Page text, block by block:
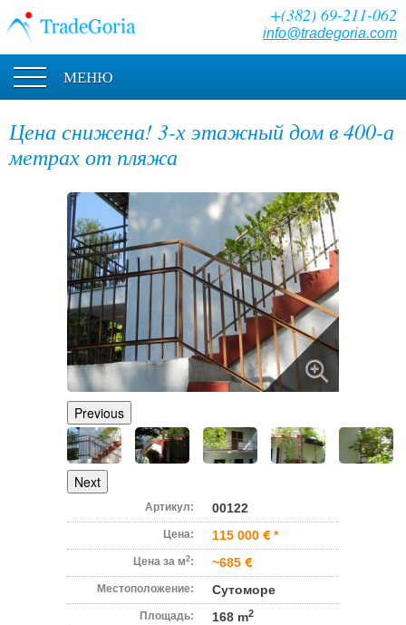
+(382) 69-211-062
info@tradegoria.com
МЕНЮ
Цена снижена! 3-х этажный дом в 400-а
метрах от пляжа
Previous
Next
Артикул: 00122
Цена: 115 000 *
Цена за м2: ~685
Местоположение: Сутоморе
Площадь: 168 m2